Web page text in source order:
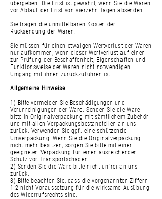
übergeben. Die Frist ist gewahrt, wenn Sie die Waren
vor Ablauf der Frist von vierzehn Tagen absenden.
Sie tragen die unmittelbaren Kosten der
Rücksendung der Waren.
Sie müssen für einen etwaigen Wertverlust der Waren
nur aufkommen, wenn dieser Wertverlust auf einen
zur Prüfung der Beschaffenheit, Eigenschaften und
Funktionsweise der Waren nicht notwendigen
Umgang mit ihnen zurückzuführen ist.
Allgemeine Hinweise
1) Bitte vermeiden Sie Beschädigungen und
Verunreinigungen der Ware. Senden Sie die Ware
bitte in Originalverpackung mit sämtlichem Zubehör
und mit allen Verpackungsbestandteilen an uns
zurück. Verwenden Sie ggf. eine schützende
Umverpackung. Wenn Sie die Originalverpackung
nicht mehr besitzen, sorgen Sie bitte mit einer
geeigneten Verpackung für einen ausreichenden
Schutz vor Transportschäden.
2) Senden Sie die Ware bitte nicht unfrei an uns
zurück.
3) Bitte beachten Sie, dass die vorgenannten Ziffern
1-2 nicht Voraussetzung für die wirksame Ausübung
des Widerrufsrechts sind.